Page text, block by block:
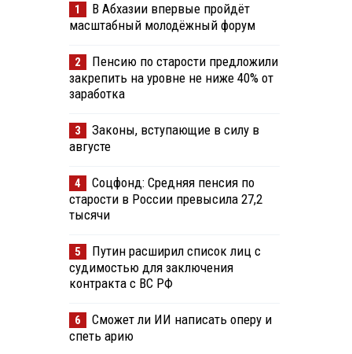
1
В Абхазии впервые пройдёт
масштабный молодёжный форум
2
Пенсию по старости предложили
закрепить на уровне не ниже 40% от
заработка
3
Законы, вступающие в силу в
августе
4
Соцфонд: Средняя пенсия по
старости в России превысила 27,2
тысячи
5
Путин расширил список лиц с
судимостью для заключения
контракта с ВС РФ
6
Сможет ли ИИ написать оперу и
спеть арию